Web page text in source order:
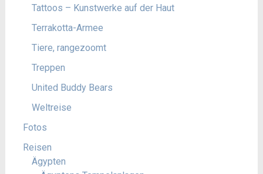
Tattoos – Kunstwerke auf der Haut
Terrakotta-Armee
Tiere, rangezoomt
Treppen
United Buddy Bears
Weltreise
Fotos
Reisen
Ägypten